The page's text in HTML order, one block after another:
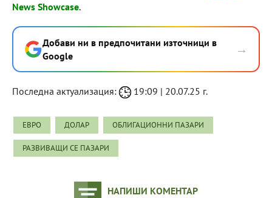
News Showcase.
Добави ни в предпочитани източници в
Google
→
Последна актуализация: 19:09 | 20.07.25 г.
ЕВРО ДОЛАР ОБЛИГАЦИОННИ ПАЗАРИ
РАЗВИВАЩИ СЕ ПАЗАРИ
НАПИШИ КОМЕНТАР